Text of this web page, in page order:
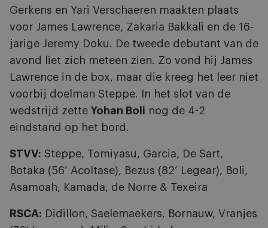
Gerkens en Yari Verschaeren maakten plaats
voor James Lawrence, Zakaria Bakkali en de 16-
jarige Jeremy Doku. De tweede debutant van de
avond liet zich meteen zien. Zo vond hij James
Lawrence in de box, maar die kreeg het leer niet
voorbij doelman Steppe. In het slot van de
wedstrijd zette Yohan Boli nog de 4-2
eindstand op het bord.
STVV: Steppe, Tomiyasu, Garcia, De Sart,
Botaka (56’ Acoltase), Bezus (82’ Legear), Boli,
Asamoah, Kamada, de Norre & Texeira
RSCA: Didillon, Saelemaekers, Bornauw, Vranjes